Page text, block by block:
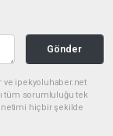
Gönder
ve ipekyoluhaber.net
tüm sorumluluğu tek
hiçbir şekilde